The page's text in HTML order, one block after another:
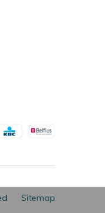
Sitemap